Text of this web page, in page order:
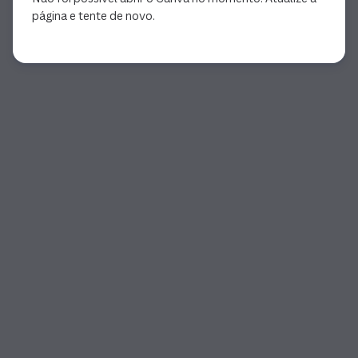
página e tente de novo.